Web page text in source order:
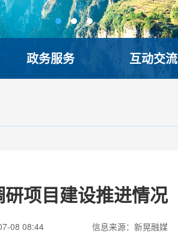
政务服务 互动交流
项目建设推进情况
08 08:44 信息来源：新晃融媒